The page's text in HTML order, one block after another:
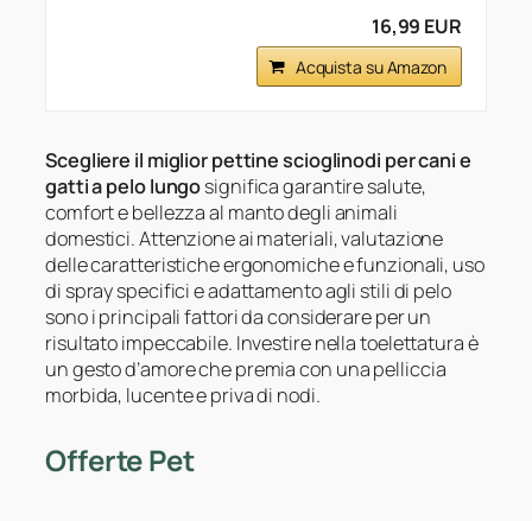
16,99 EUR
Acquista su Amazon
Scegliere il miglior pettine scioglinodi per cani e
gatti a pelo lungosignifica garantire salute,
comfort e bellezza al manto degli animali
domestici. Attenzione ai materiali, valutazione
delle caratteristiche ergonomiche e funzionali, uso
di spray specifici e adattamento agli stili di pelo
sono i principali fattori da considerare per un
risultato impeccabile. Investire nella toelettatura è
un gesto d’amore che premia con una pelliccia
morbida, lucente e priva di nodi.
Offerte Pet